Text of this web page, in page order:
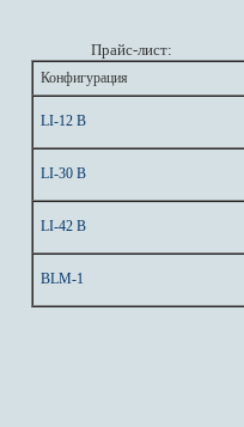
Прайс-лист:
Конфигурация
LI-12 B
LI-30 B
LI-42 B
BLM-1